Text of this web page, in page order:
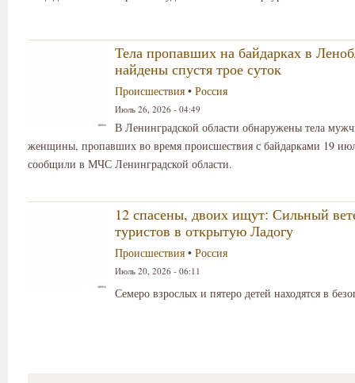
Тела пропавших на байдарках в
найдены спустя трое суток
Происшествия • Россия
Июль 26, 2026 - 04:49
В Ленинградской области обнаружены тела
женщины, пропавших во время происшествия с байдарками 19
сообщили в МЧС Ленинградской области.
12 спасены, двоих ищут: Сильный
туристов в открытую Ладогу
Происшествия • Россия
Июль 20, 2026 - 06:11
Семеро взрослых и пятеро детей находятся в